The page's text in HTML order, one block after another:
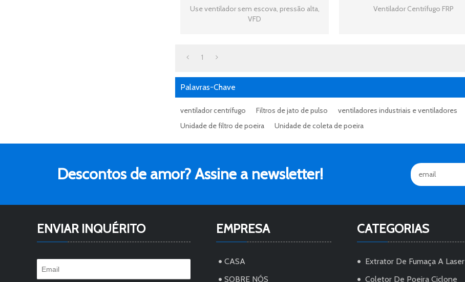
Machine-220V Da Placa
Use ventilador sem escova, pressão alta,
VFD
Ventilador Centrífugo FRP
1
Palavras-Chave
ventilador centrífugo Filtros de jato de pulso ventiladores industriais e ventiladores
Unidade de filtro de poeira
Unidade de coleta de poeira
Descontos de amor? Assine a newsletter!
ENVIAR INQUÉRITO EMPRESA
CASA
SOBRE NÓS
CATEGORIAS
Extrator De Fumaça A Laser
Coletor De Poeira Ciclone